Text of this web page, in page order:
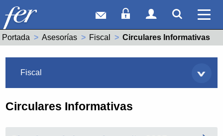
Correo webAcceso Socios
Acceso
Ver
Portada Asesorías Fiscal Actual:
Circulares Informativas
Fiscal
Circulares Informativas